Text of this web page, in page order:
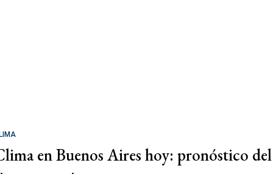
en Buenos Aires hoy: pronóstico del